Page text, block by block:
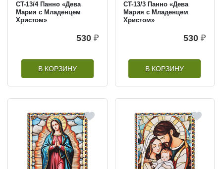
CT-13/4 Панно «Дева
Мария с Младенцем
Христом»
530 ₽
В КОРЗИНУ
CT-13/3 Панно «Дева
Мария с Младенцем
Христом»
530 ₽
В КОРЗИНУ